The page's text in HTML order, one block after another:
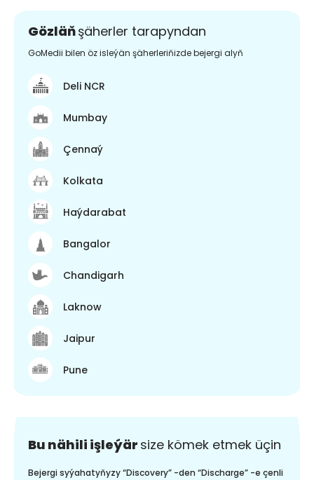
Gözläňşäherler tarapyndan
GoMedii bilen öz isleýän şäherleriňizde bejergi alyň
Deli NCR
Mumbay
Çennaý
Kolkata
Haýdarabat
Bangalor
Chandigarh
Laknow
Jaipur
Pune
Bu nähili işleýär size kömek etmek üçin
Bejergi syýahatyňyzy “Discovery” -den “Discharge” -e çenli